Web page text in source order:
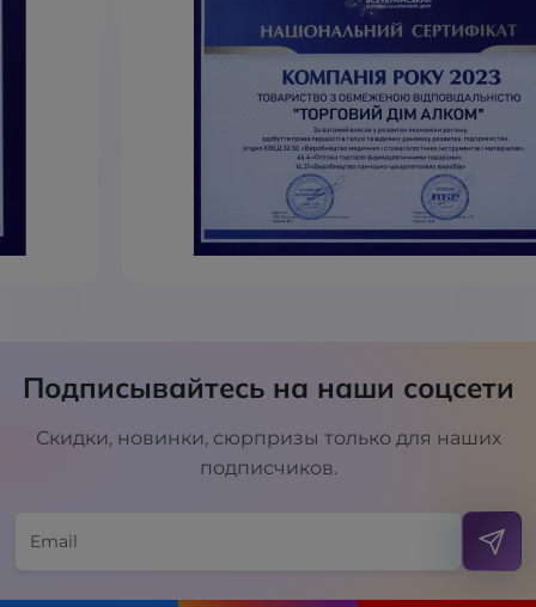
Подписывайтесь на наши соцсети
Скидки, новинки, сюрпризы только для наших
подписчиков.